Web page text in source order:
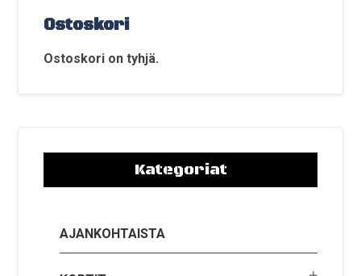
Ostoskori
Ostoskori on tyhjä.
Kategoriat
AJANKOHTAISTA